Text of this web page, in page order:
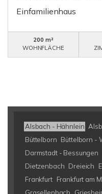
Einfamilienhaus
200 m²
WOHNFLÄCHE
Alsbach - Hähnlein
Büttelborn Büttelborn -
Darmstadt - Bessungen
Dietzenbach Dreieich
Frankfurt Frankfurt am